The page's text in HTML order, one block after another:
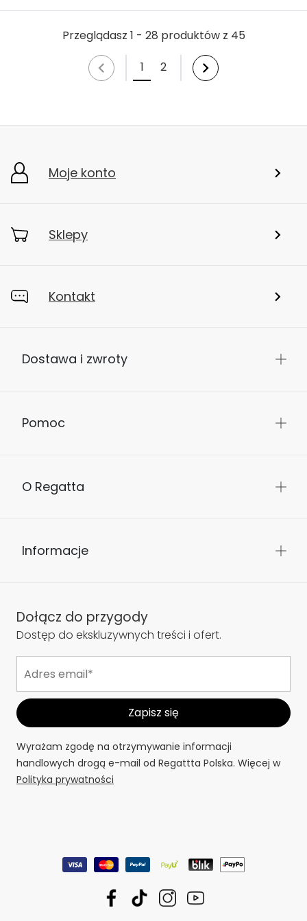
Przeglądasz 1 - 28 produktów z 45
1
2
Moje konto
Sklepy
Kontakt
Dostawa i zwroty
Pomoc
O Regatta
Informacje
Dołącz do przygody
Dostęp do ekskluzywnych treści i ofert.
Wyrażam zgodę na otrzymywanie informacji
handlowych drogą e-mail od Regattta Polska. Więcej w
Polityka prywatności